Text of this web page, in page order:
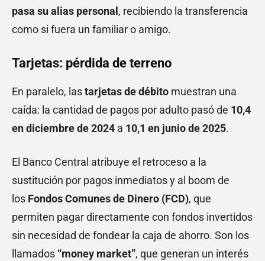
pasa su alias personal , recibiendo la transferencia
como si fuera un familiar o amigo.
Tarjetas: pérdida de terreno
En paralelo, lastarjetas de débito muestran una
caída: la cantidad de pagos por adulto pasó de 10,4
en diciembre de 2024 a 10,1 en junio de 2025.
El Banco Central atribuye el retroceso a la
sustitución por pagos inmediatos y al boom de
los Fondos Comunes de Dinero (FCD), que
permiten pagar directamente con fondos invertidos
sin necesidad de fondear la caja de ahorro. Son los
llamados “money market”, que generan un interés